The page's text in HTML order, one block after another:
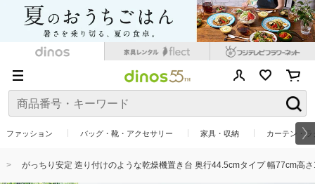
ファッション バッグ・靴・アクセサリー 家具・収納 カーテン・
がっちり安定 造り付けのような乾燥機置き台 奥行44.5cmタイプ 幅77cm高